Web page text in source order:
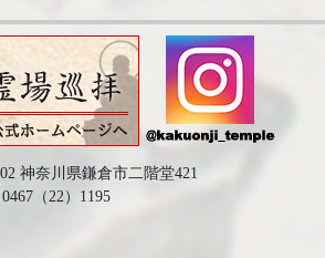
神奈川県鎌倉市二階堂421
0467（22）1195